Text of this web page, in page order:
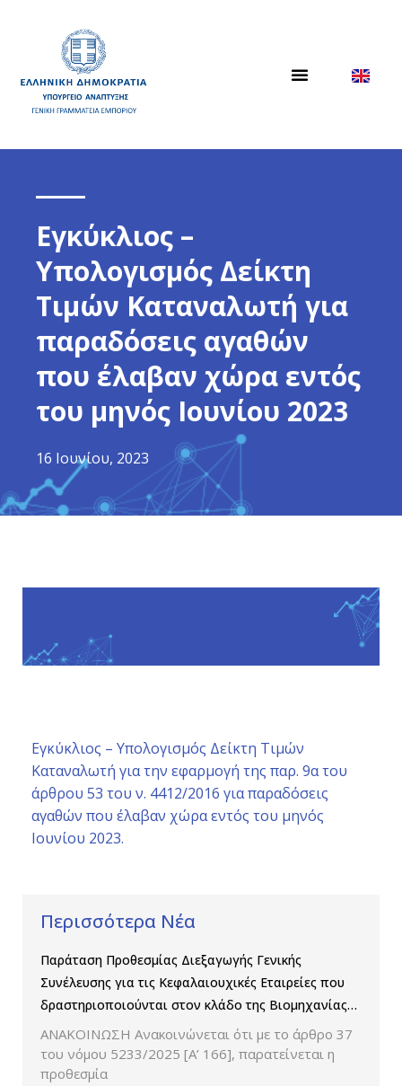
Εγκύκλιος –
Υπολογισμός Δείκτη
Τιμών Καταναλωτή για
παραδόσεις αγαθών
που έλαβαν χώρα εντός
του μηνός Ιουνίου 2023
16 Ιουνίου, 2023
Εγκύκλιος – Υπολογισμός Δείκτη Τιμών
Καταναλωτή για την εφαρμογή της παρ. 9α του
άρθρου 53 του ν. 4412/2016 για παραδόσεις
αγαθών που έλαβαν χώρα εντός του μηνός
Ιουνίου 2023.
Περισσότερα Νέα
Παράταση Προθεσμίας Διεξαγωγής Γενικής
Συνέλευσης για τις Κεφαλαιουχικές Εταιρείες που
δραστηριοποιούνται στον κλάδο της Βιομηχανίας
Παραγωγής και Εμπορίας Φαρμάκων
ΑΝΑΚΟΙΝΩΣΗ Ανακοινώνεται ότι με το άρθρο 37
του νόμου 5233/2025 [Α’ 166], παρατείνεται η
προθεσμία